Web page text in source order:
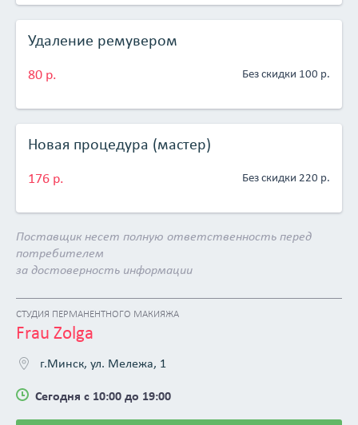
Удаление ремувером
80 р. Без скидки 100 р.
Новая процедура (мастер)
176 р. Без скидки 220 р.
Поставщик несет полную ответственность перед
потребителем
за достоверность информации
СТУДИЯ ПЕРМАНЕНТНОГО МАКИЯЖА
Frau Zolga
г.Минск, ул. Мележа, 1
Сегодня с 10:00 до 19:00